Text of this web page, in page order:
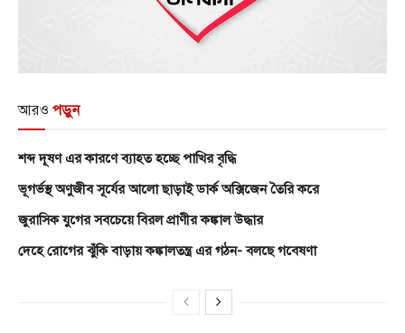
আরও পড়ুন
শব্দ দূষণ এর কারণে ব্যাহত হচ্ছে পাখির বৃদ্ধি
ভূগর্ভস্থ অণুজীব সূর্যের আলো ছাড়াই ডার্ক অক্সিজেন তৈরি করে
জুরাসিক যুগের সবচেয়ে বিরল প্রাণীর কঙ্কাল উদ্ধার
দেহে রোগের ঝুঁকি বাড়ায় কঙ্কালতন্ত্র এর গঠন- বলছে গবেষণা